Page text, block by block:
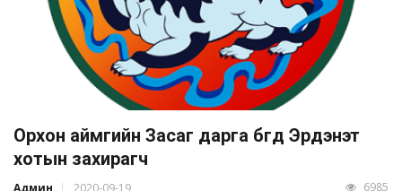
Орхон аймгийн Засаг дарга бөгөөд Эрдэнэт
хотын захирагч
6985